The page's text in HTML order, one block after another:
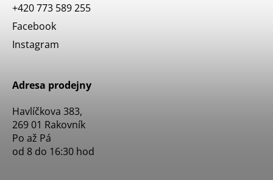
+420 773 589 255
Facebook
Instagram
Adresa prodejny
Havlíčkova 383,
269 01 Rakovník
Po až Pá
od 8 do 16:30 hod